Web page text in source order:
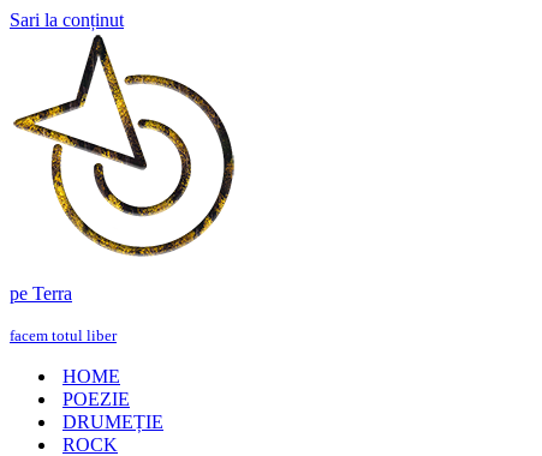
Sari la conținut
pe Terra
facem totul liber
HOME
POEZIE
DRUMEȚIE
ROCK